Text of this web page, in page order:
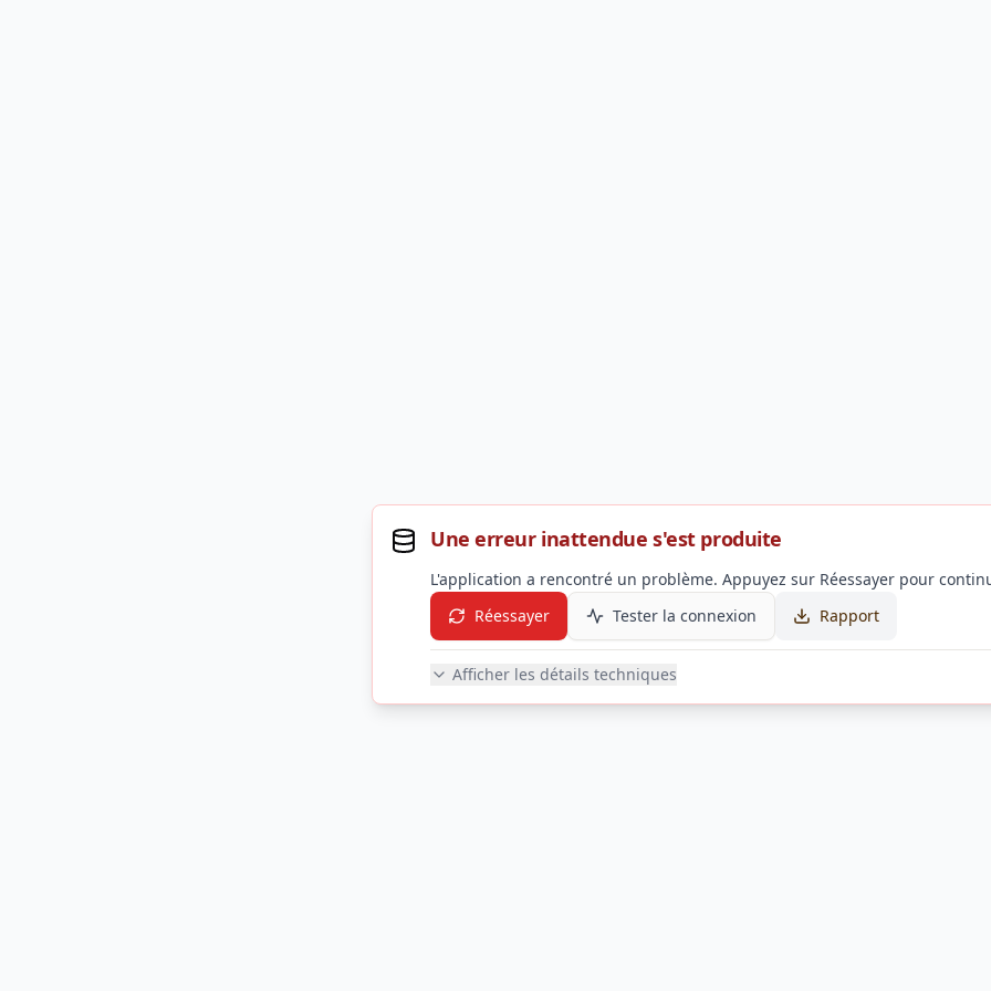
Une erreur inattendue s'est produite
L'application a rencontré un problème. Appuyez sur Réessayer pour
Réessayer
Tester la connexion Rapport
Afficher les détails techniques